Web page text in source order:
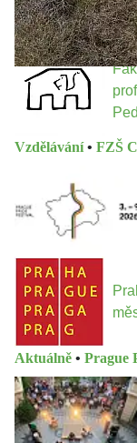
Vzdělávání • FZŠ
Aktuálně • Prague